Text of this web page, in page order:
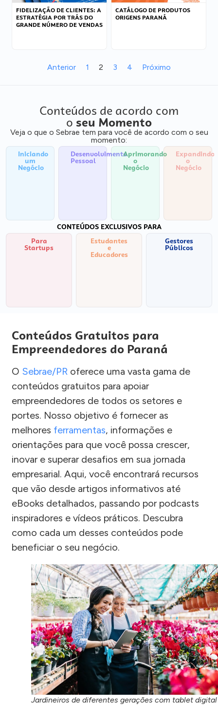
FIDELIZAÇÃO DE CLIENTES: A
ESTRATÉGIA POR TRÁS DO
GRANDE NÚMERO DE VENDAS
CATÁLOGO DE PRODUTOS
ORIGENS PARANÁ
Anterior 1 2 3 4 Próximo
Conteúdos de acordo com
o seu Momento
Veja o que o Sebrae tem para você de acordo com o seu
momento:
Iniciando
um
Negócio
Desenvolvimento
Pessoal
Aprimorando
o
Negócio
Expandindo
o
Negócio
CONTEÚDOS EXCLUSIVOS PARA
Para
Startups
Estudantes
e
Educadores
Gestores
Públicos
Conteúdos Gratuitos para
Empreendedores do Paraná
O Sebrae/PR oferece uma vasta gama de
conteúdos gratuitos para apoiar
empreendedores de todos os setores e
portes. Nosso objetivo é fornecer as
melhores ferramentas, informações e
orientações para que você possa crescer,
inovar e superar desafios em sua jornada
empresarial. Aqui, você encontrará recursos
que vão desde artigos informativos até
eBooks detalhados, passando por podcasts
inspiradores e vídeos práticos. Descubra
como cada um desses conteúdos pode
beneficiar o seu negócio.
Jardineiros de diferentes gerações com tablet digital